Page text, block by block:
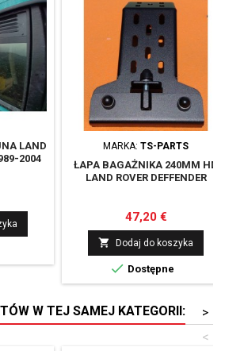
LAND
2004
MARKA: TS-PARTS
ŁAPA BAGAŻNIKA 240MM HD
LAND ROVER DEFFENDER
Cena
47,20 €
 Dodaj do koszyka
 Dostępne
W TEJ SAMEJ KATEGORII:
>
<